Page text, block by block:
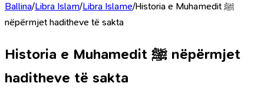
Ballina/Libra Islam/Libra Islame/Historia e Muhamedit ﷺ
nëpërmjet haditheve të sakta
Historia e Muhamedit ﷺ nëpërmjet
haditheve të sakta